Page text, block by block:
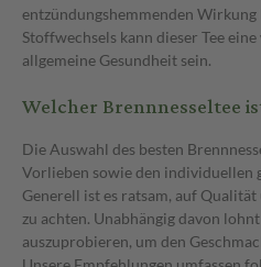
entzündungshemmenden
Stoffwechsels kann dieser Tee
allgemeine Gesundheit sein.
Welcher Brennnesseltee
Die Auswahl des besten
Vorlieben sowie den individuellen
Generell ist es ratsam, auf
zu achten. Unabhängig davon
auszuprobieren, um den